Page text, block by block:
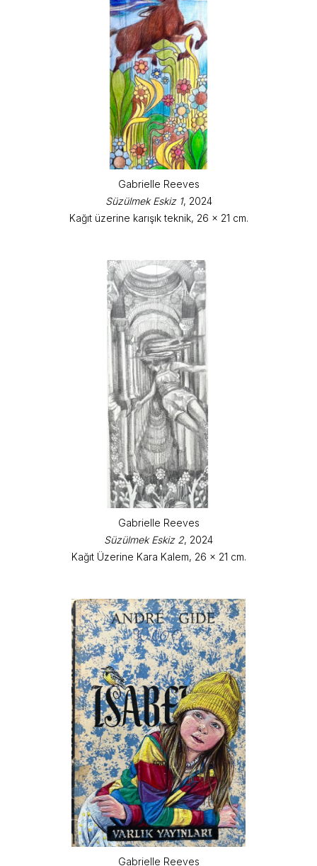
Gabrielle Reeves
Süzülmek Eskiz 1, 2024
Kağıt üzerine karışık teknik, 26 x 21 cm.
Gabrielle Reeves
Süzülmek Eskiz 2, 2024
Kağıt Üzerine Kara Kalem, 26 x 21 cm.
Gabrielle Reeves